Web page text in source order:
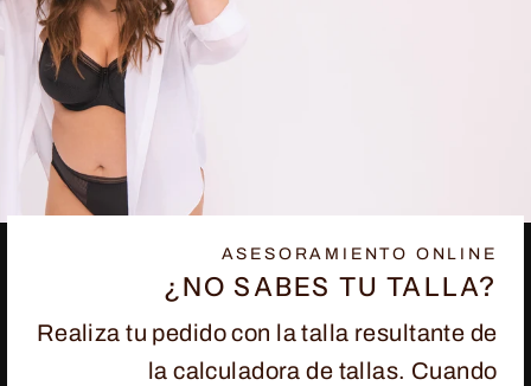
ASESORAMIENTO ONLINE
¿NO SABES TU TALLA?
Realiza tu pedido con la talla resultante de
la calculadora de tallas. Cuando